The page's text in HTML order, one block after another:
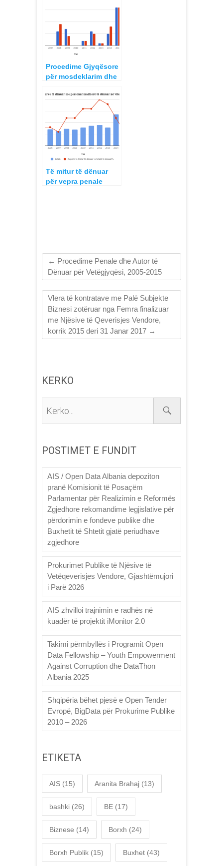
Procedime Gjyqësore
për mosdeklarim dhe
nga Funksionarë të
Lartë Publik 2005-
Të mitur të dënuar
për vepra penale
← Procedime Penale dhe Autor të
Dënuar për Vetëgjyqësi, 2005-2015
Vlera të kontratave me Palë Subjekte
Biznesi zotëruar nga Femra finalizuar
me Njësive të Qeverisjes Vendore,
korrik 2015 deri 31 Janar 2017 →
KERKO
POSTIMET E FUNDIT
AIS / Open Data Albania depoziton
pranë Komisionit të Posaçëm
Parlamentar për Realizimin e Reformës
Zgjedhore rekomandime legjislative për
përdorimin e fondeve publike dhe
Buxhetit të Shtetit gjatë periudhave
zgjedhore
Prokurimet Publike të Njësive të
Vetëqeverisjes Vendore, Gjashtëmujori
i Parë 2026
AIS zhvilloi trajnimin e radhës në
kuadër të projektit iMonitor 2.0
Takimi përmbyllës i Programit Open
Data Fellowship – Youth Empowerment
Against Corruption dhe DataThon
Albania 2025
Shqipëria bëhet pjesë e Open Tender
Evropë, BigData për Prokurime Publike
2010 – 2026
ETIKETA
AIS (15) Aranita Brahaj (13)
bashki (26) BE (17)
Biznese (14) Borxh (24)
Borxh Publik (15) Buxhet (43)